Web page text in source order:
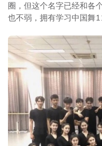
圈，但这个名字已经和各
也不弱，拥有学习中国舞